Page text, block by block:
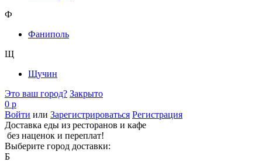
Ф
Фаниполь
Щ
Щучин
Это ваш город? Закрыто
0 р
Войти или Зарегистрироваться Регистрация
Доставка еды из ресторанов и кафе
без наценок и переплат!
Выберите город доставки:
Б